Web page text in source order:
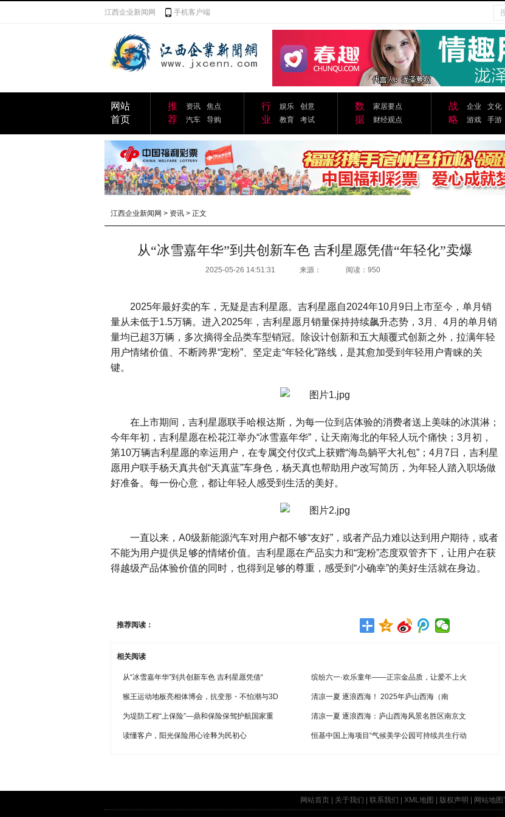
江西企业新闻网 手机客户端
网站
首页
推
荐
资讯
焦点
汽车
导购
行
业
娱乐
创意
教育
考试
数
据
家居要点
财经观点
战
略
企业
文化
游戏
手游
江西企业新闻网 > 资讯 > 正文
从“冰雪嘉年华”到共创新车色 吉利星愿凭借“年轻化”卖爆
2025-05-26 14:51:31 来源： 阅读：950
2025年最好卖的车，无疑是吉利星愿。吉利星愿自2024年10月9日上市至今，单月销
量从未低于1.5万辆。进入2025年，吉利星愿月销量保持持续飙升态势，3月、4月的单月销
量均已超3万辆，多次摘得全品类车型销冠。除设计创新和五大颠覆式创新之外，拉满年轻
用户情绪价值、不断跨界“宠粉”、坚定走“年轻化”路线，是其愈加受到年轻用户青睐的关
键。
在上市期间，吉利星愿联手哈根达斯，为每一位到店体验的消费者送上美味的冰淇淋；
今年年初，吉利星愿在松花江举办“冰雪嘉年华”，让天南海北的年轻人玩个痛快；3月初，
第10万辆吉利星愿的幸运用户，在专属交付仪式上获赠“海岛躺平大礼包”；4月7日，吉利星
愿用户联手杨天真共创“天真蓝”车身色，杨天真也帮助用户改写简历，为年轻人踏入职场做
好准备。每一份心意，都让年轻人感受到生活的美好。
一直以来，A0级新能源汽车对用户都不够“友好”，或者产品力难以达到用户期待，或者
不能为用户提供足够的情绪价值。吉利星愿在产品实力和“宠粉”态度双管齐下，让用户在获
得越级产品体验价值的同时，也得到足够的尊重，感受到“小确幸”的美好生活就在身边。
推荐阅读：
相关阅读
从“冰雪嘉年华”到共创新车色 吉利星愿凭借“ 缤纷六一·欢乐童年——正宗金品质，让爱不上火
猴王运动地板亮相体博会，抗变形・不怕潮与3D 清凉一夏 逐浪西海！ 2025年庐山西海（南
为堤防工程“上保险”—鼎和保险保驾护航国家重 清凉一夏 逐浪西海：庐山西海风景名胜区南京文
读懂客户，阳光保险用心诠释为民初心 恒基中国上海项目“气候美学公园可持续共生行动
网站首页
关于我们 联系我们 XML地图 版权声明 网站地图